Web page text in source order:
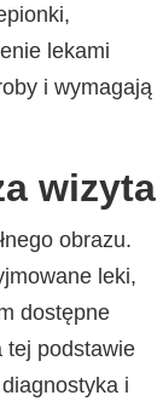
lekami
i wymagają
wizyta
obrazu.
leki,
dostępne
tej podstawie
i